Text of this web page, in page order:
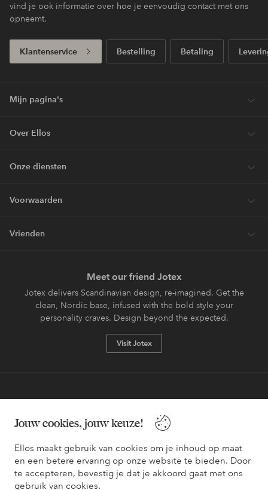
Jouw cookies, jouw keuze!
Ellos maakt gebruik van cookies om je inhoud op maat
en een betere ervaring op onze website te bieden. Door
te accepteren, bevestig je dat je akkoord gaat met ons
gebruik van cookies.
vind je ook informatie over hoe je eenvoudig contact met ons
opneemt.
Klantenservice Bestelling Betaling
Mijn pagina's
Over Ellos
Onze diensten
Voorwaarden
Vrienden
Meet our friend Jotex
Jotex delivers Scandinavian design, re-imagined. Get the
clean, Nordic base, infused with the bold style your
personality craves. Design beyond the expected.
Visit Jotex
Wil je meer weten over
onze betaalopties